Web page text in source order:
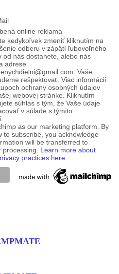
online reklama
kedykoľvek zmeniť kliknutím na
odberu v zápätí ľubovoľného
od nás dostanete, alebo nás
adrese
Vaše
rešpektovať. Viac informácií
ochrany osobných údajov
webovej stránke. Kliknutím
súhlas s tým, že Vaše údaje
v súlade s týmito
as our marketing platform. By
to subscribe, you acknowledge
will be transferred to
processing. Learn more about
practices here.